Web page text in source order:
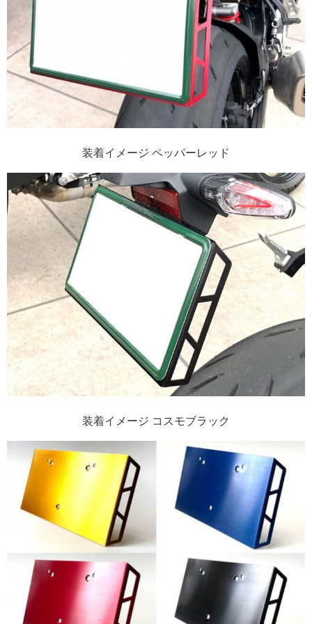
装着イメージ ペッパーレッド
装着イメージ コスモブラック